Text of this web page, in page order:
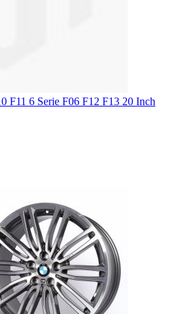
F11 6 Serie F06 F12 F13 20 Inch